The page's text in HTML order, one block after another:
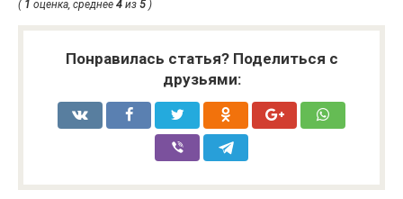
( 1 оценка, среднее 4 из 5 )
Понравилась статья? Поделиться с
друзьями: